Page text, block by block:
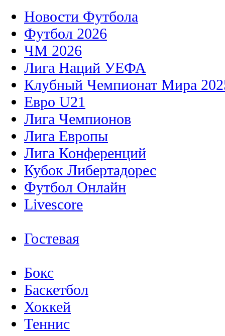
Новости Футбола
Футбол 2026
ЧМ 2026
Лига Наций УЕФА
Клубный Чемпионат Мира
Евро U21
Лига Чемпионов
Лига Европы
Лига Конференций
Кубок Либертадорес
Футбол Онлайн
Livescore
Гостевая
Бокс
Баскетбол
Хоккей
Теннис